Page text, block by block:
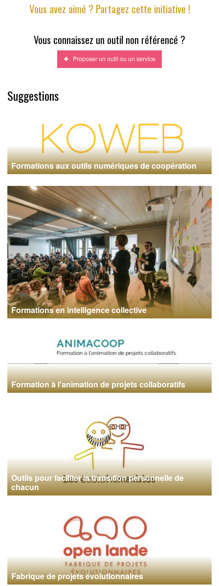
Vous avez aimé ? Partagez cette initiative !
Vous connaissez un outil non référencé ?
Proposer un outil ou un service
Suggestions
Formations aux outils numériques de coopération
Formations en intelligence collective
Formation à l'animation de projets collaboratifs
Outils pour faciliter la transition personnelle de
chacun
Fabrique de projets évolutionnaires